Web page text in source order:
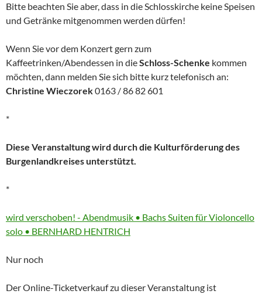
Bitte beachten Sie aber, dass in die Schlosskirche keine Speisen
und Getränke mitgenommen werden dürfen!
Wenn Sie vor dem Konzert gern zum
Kaffeetrinken/Abendessen in dieSchloss-Schenke kommen
möchten, dann melden Sie sich bitte kurz telefonisch an:
Christine Wieczorek0163 / 86 82 601
*
Diese Veranstaltung wird durch die Kulturförderung des
Burgenlandkreises unterstützt.
*
More
information
wird verschoben! - Abendmusik • Bachs Suiten für Violoncello
solo • BERNHARD HENTRICH
Nur noch
Der Online-Ticketverkauf zu dieser Veranstaltung ist